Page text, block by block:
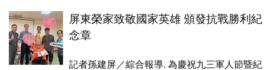
屏東榮家致敬國家英雄 頒發抗戰勝利紀
念章
記者孫建屏／綜合報導. 為慶祝九三軍人節暨紀